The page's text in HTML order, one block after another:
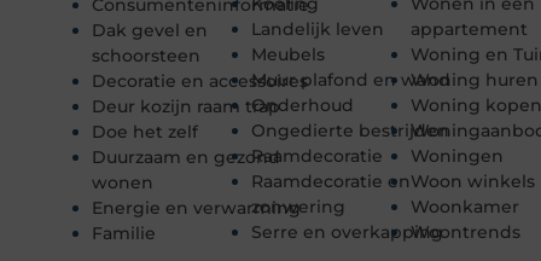
Consumenteninformatie
Dak gevel en
schoorsteen
Decoratie en accessoires
Deur kozijn raam trap
Doe het zelf
Duurzaam en gezond
wonen
Energie en verwarming
Familie
Landelijk leven
Meubels
Muur plafond en wand
Onderhoud
Ongedierte bestrijden
Raamdecoratie
Raamdecoratie en
zonwering
Serre en overkapping
appartement
Woning en
Woning huren
Woning
Woningen
Woon winkels
Woonkamer
Woontrends